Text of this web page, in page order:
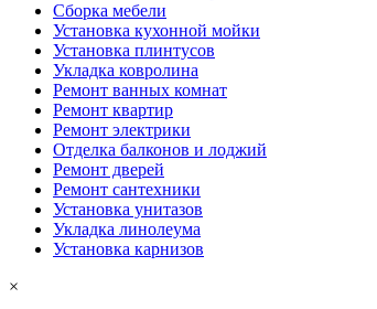
Сборка мебели
Установка кухонной мойки
Установка плинтусов
Укладка ковролина
Ремонт ванных комнат
Ремонт квартир
Ремонт электрики
Отделка балконов и лоджий
Ремонт дверей
Ремонт сантехники
Установка унитазов
Укладка линолеума
Установка карнизов
×